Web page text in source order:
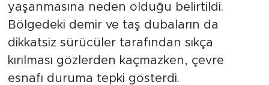
yaşanmasına neden olduğu belirtildi.
Bölgedeki demir ve taş dubaların da
dikkatsiz sürücüler tarafından sıkça
kırılması gözlerden kaçmazken, çevre
esnafı duruma tepki gösterdi.